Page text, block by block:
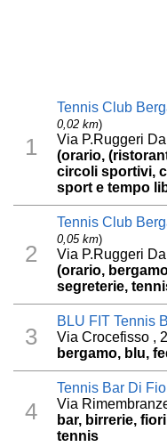
1
Tennis Club
0,02 km)
Via P.Ruggeri
(orario,
circoli sportivi,
sport e tempo
2
Tennis Club
0,05 km)
Via P.Ruggeri
(orario,
segreterie,
3
BLU FIT Tennis
Via Crocefisso ,
bergamo, blu,
4
Tennis Bar Di
Via
bar, birrerie,
tennis